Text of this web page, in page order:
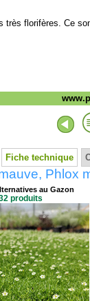
très florifères. Ce
Fiche technique
Phlox
au Gazon
produits